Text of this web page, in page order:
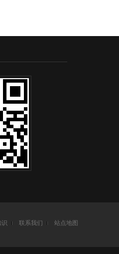
识 联系我们 站点地图